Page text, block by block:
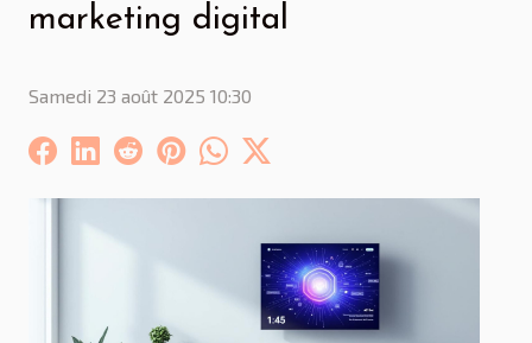
marketing digital
Samedi 23 août 2025 10:30